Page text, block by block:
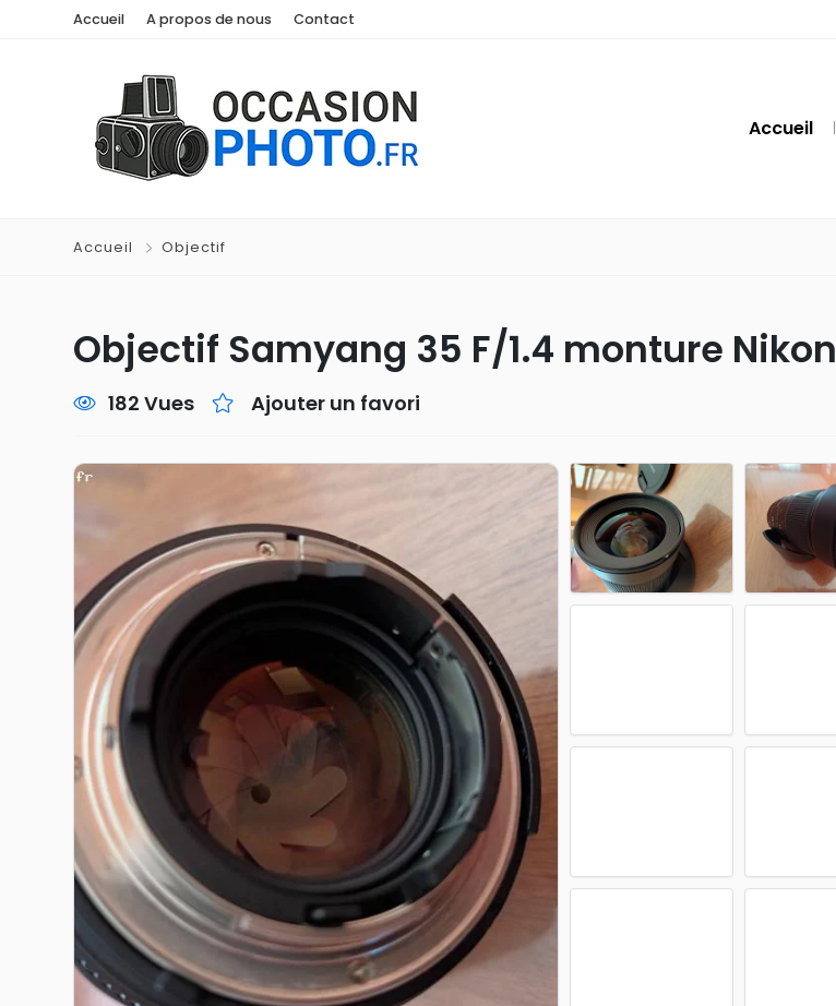
Accueil A propos de nous Contact
Accueil
Accueil Objectif
Objectif Samyang 35 F/1.4 monture Nikon
182 Vues Ajouter un favori